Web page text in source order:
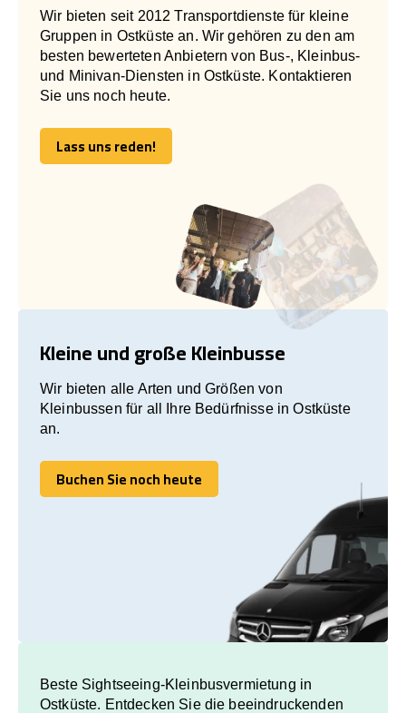
Wir bieten seit 2012 Transportdienste für kleine
Gruppen in Ostküste an. Wir gehören zu den am
besten bewerteten Anbietern von Bus-, Kleinbus-
und Minivan-Diensten in Ostküste. Kontaktieren
Sie uns noch heute.
Lass uns reden!
Lass uns reden!
Kleine und große Kleinbusse
Wir bieten alle Arten und Größen von
Kleinbussen für all Ihre Bedürfnisse in Ostküste
an.
Buchen Sie noch heute
Buchen Sie noch heute
Beste Sightseeing-Kleinbusvermietung in
Ostküste. Entdecken Sie die beeindruckenden